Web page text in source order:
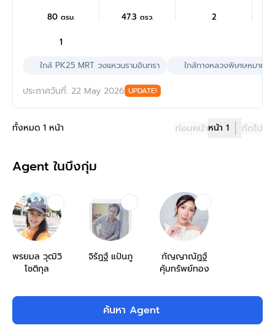
80 ตรม. 47.3 ตรว. 2
1
ใกล้ PK25 MRT วงแหวนรามอินทรา
ใกล้ทางหลวงพิเศษหมายเ
ประกาศวันที่: 22 May 2026 UPDATE!
ทั้งหมด 1 หน้า ก่อนหน้าหน้า 1 ถัดไป
Agent ในบึงกุ่ม
พรยมล วุฒิวิ
โชติกุล
จิรัฎฐ์ แป้นภู
กัญญาณัฏฐ์
คุ้มทรัพย์ทอง
ค้นหา Agent